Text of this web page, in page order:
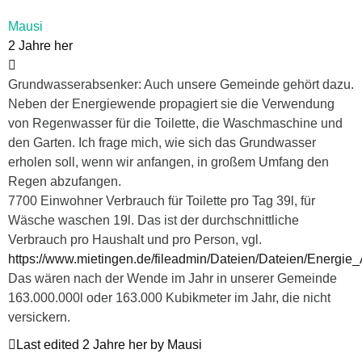
Mausi
2 Jahre her
Grundwasserabsenker: Auch unsere Gemeinde gehört dazu.
Neben der Energiewende propagiert sie die Verwendung
von Regenwasser für die Toilette, die Waschmaschine und
den Garten. Ich frage mich, wie sich das Grundwasser
erholen soll, wenn wir anfangen, in großem Umfang den
Regen abzufangen.
7700 Einwohner Verbrauch für Toilette pro Tag 39l, für
Wäsche waschen 19l. Das ist der durchschnittliche
Verbrauch pro Haushalt und pro Person, vgl.
https://www.mietingen.de/fileadmin/Dateien/Dateien/
Das wären nach der Wende im Jahr in unserer Gemeinde
163.000.000l oder 163.000 Kubikmeter im Jahr, die nicht
versickern.
Last edited 2 Jahre her by Mausi